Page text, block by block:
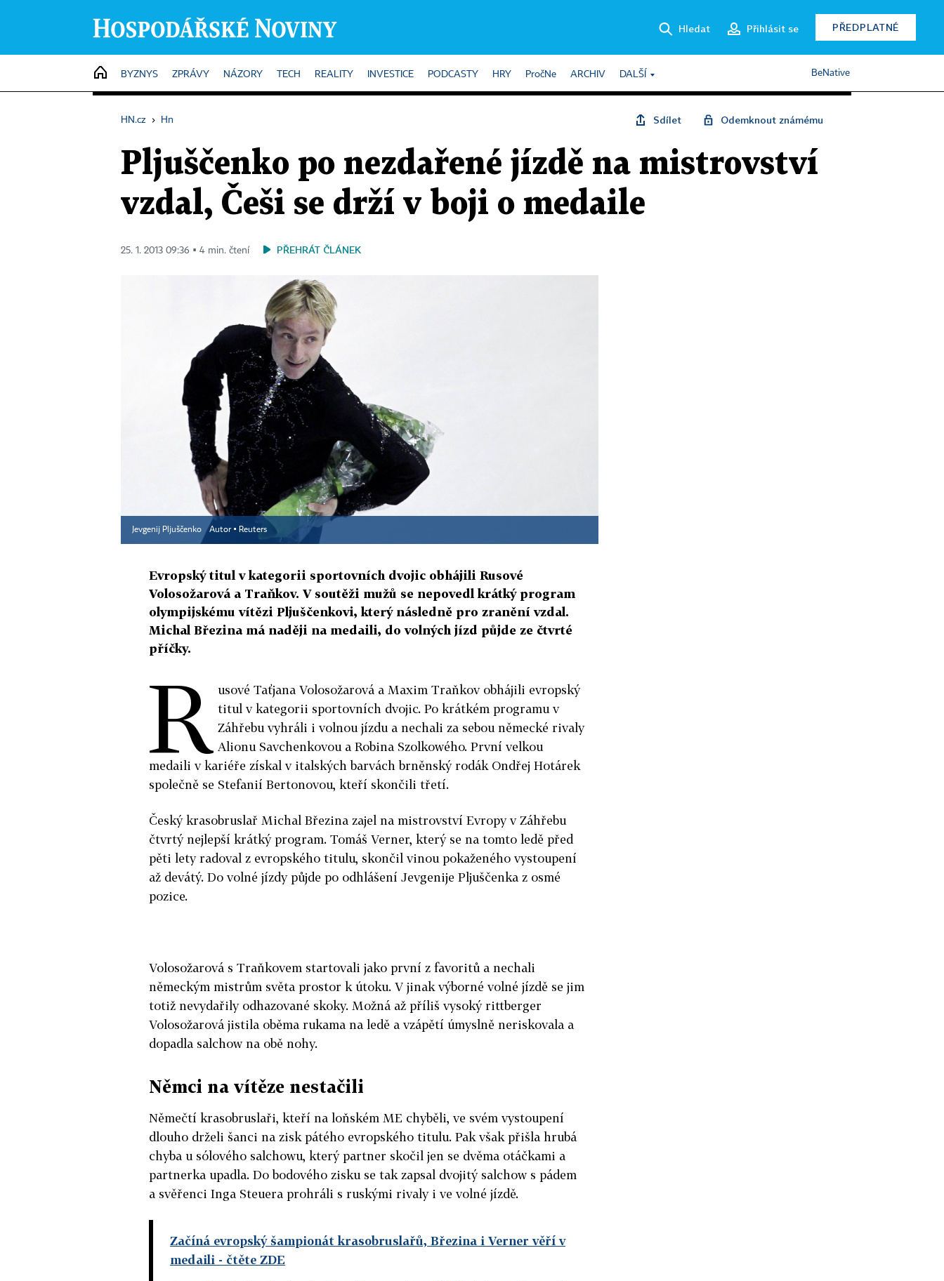
Hledat Přihlásit se PŘEDPLATNÉ
HOME
BYZNYS ZPRÁVY NÁZORY TECH REALITY INVESTICE PODCASTY HRY PročNe ARCHIV DALŠÍ BeNative
HN.cz › Hn Sdílet Odemknout známému
Pljuščenko po nezdařené jízdě na mistrovství
vzdal, Češi se drží v boji o medaile
25. 1. 2013 09:36 ▪ 4 min. čtení PŘEHRÁT ČLÁNEK
Jevgenij Pljuščenko Autor ▪ Reuters
Evropský titul v kategorii sportovních dvojic obhájili Rusové
Volosožarová a Traňkov. V soutěži mužů se nepovedl krátký program
olympijskému vítězi Pljuščenkovi, který následně pro zranění vzdal.
Michal Březina má naději na medaili, do volných jízd půjde ze čtvrté
příčky.
R usové Taťjana Volosožarová a Maxim Traňkov obhájili evropský
titul v kategorii sportovních dvojic. Po krátkém programu v
Záhřebu vyhráli i volnou jízdu a nechali za sebou německé rivaly
Alionu Savchenkovou a Robina Szolkowého. První velkou
medaili v kariéře získal v italských barvách brněnský rodák Ondřej Hotárek
společně se Stefanií Bertonovou, kteří skončili třetí.
Český krasobruslař Michal Březina zajel na mistrovství Evropy v Záhřebu
čtvrtý nejlepší krátký program. Tomáš Verner, který se na tomto ledě před
pěti lety radoval z evropského titulu, skončil vinou pokaženého vystoupení
až devátý. Do volné jízdy půjde po odhlášení Jevgenije Pljuščenka z osmé
pozice.
Volosožarová s Traňkovem startovali jako první z favoritů a nechali
německým mistrům světa prostor k útoku. V jinak výborné volné jízdě se jim
totiž nevydařily odhazované skoky. Možná až příliš vysoký rittberger
Volosožarová jistila oběma rukama na ledě a vzápětí úmyslně neriskovala a
dopadla salchow na obě nohy.
Němci na vítěze nestačili
Němečtí krasobruslaři, kteří na loňském ME chyběli, ve svém vystoupení
dlouho drželi šanci na zisk pátého evropského titulu. Pak však přišla hrubá
chyba u sólového salchowu, který partner skočil jen se dvěma otáčkami a
partnerka upadla. Do bodového zisku se tak zapsal dvojitý salchow s pádem
a svěřenci Inga Steuera prohráli s ruskými rivaly i ve volné jízdě.
Začíná evropský šampionát krasobruslařů, Březina i Verner věří v
medaili - čtěte ZDE